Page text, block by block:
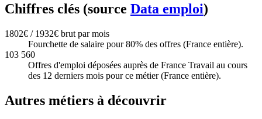
Chiffres clés (source Data emploi)
1802€ / 1932€ brut par mois
Fourchette de salaire pour 80% des offres (France entière).
103 560
Offres d'emploi déposées auprès de France Travail au cours
des 12 derniers mois pour ce métier (France entière).
Autres métiers à découvrir